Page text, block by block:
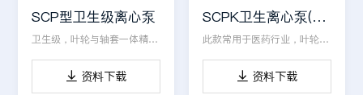
SCP型卫生级离心泵
卫生级，叶轮与轴套一体精密铸造，直接装电机输出轴上
 资料下载
SCPK卫生离心泵(医药专用)
此款常用于医药行业，叶轮与轴套是一体精密铸造
 资料下载